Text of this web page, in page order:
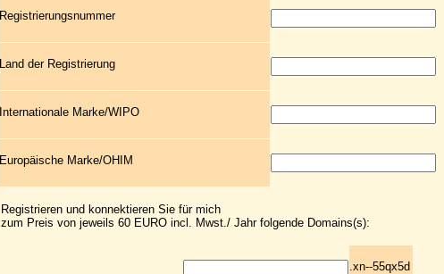
Registrierungsnummer
Land der Registrierung
Internationale Marke/WIPO
Europäische Marke/OHIM
Registrieren und konnektieren Sie für mich
zum Preis von jeweils 60 EURO incl. Mwst./ Jahr folgende Domains(s):
.xn--55qx5d